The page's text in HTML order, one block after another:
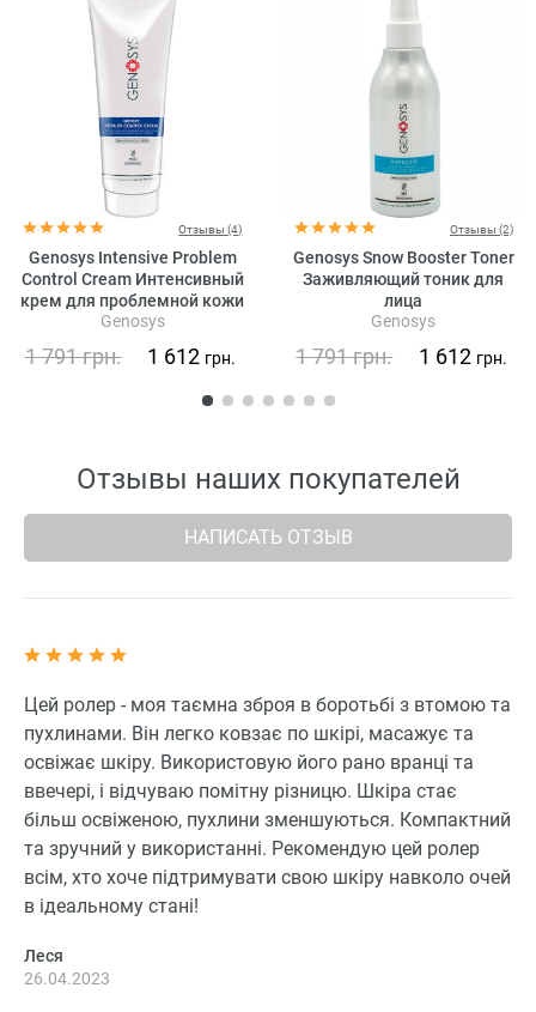
Отзывы (4)
Genosys Intensive Problem
Control Cream Интенсивный
крем для проблемной кожи
Genosys
1 791грн. 1 612 грн.
Отзывы (2)
Genosys Snow Booster Toner
Заживляющий тоник для
лица
Genosys
1 791грн. 1 612 грн.
Отзывы наших покупателей
НАПИСАТЬ ОТЗЫВ
Цей ролер - моя таємна зброя в боротьбі з втомою та
пухлинами. Він легко ковзає по шкірі, масажує та
освіжає шкіру. Використовую його рано вранці та
ввечері, і відчуваю помітну різницю. Шкіра стає
більш освіженою, пухлини зменшуються. Компактний
та зручний у використанні. Рекомендую цей ролер
всім, хто хоче підтримувати свою шкіру навколо очей
в ідеальному стані!
Леся
26.04.2023